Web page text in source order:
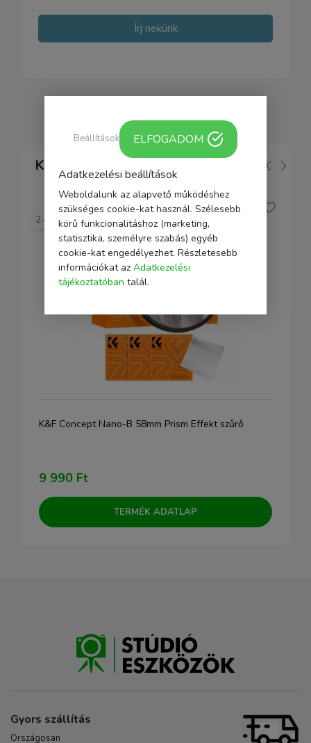
Írj nekünk
Kapcsolódó
2-5 nap
K&F Concept Nano-B 58mm Prism Effekt szűrő
9 990 Ft
TERMÉK ADATLAP
Gyors szállítás
Országosan
Adatkezelési beállítások
Weboldalunk az alapvető működéshez
szükséges cookie-kat használ. Szélesebb
körű funkcionalitáshoz (marketing,
statisztika, személyre szabás) egyéb
cookie-kat engedélyezhet. Részletesebb
információkat az Adatkezelési
tájékoztatóban talál.
Beállítások ELFOGADOM